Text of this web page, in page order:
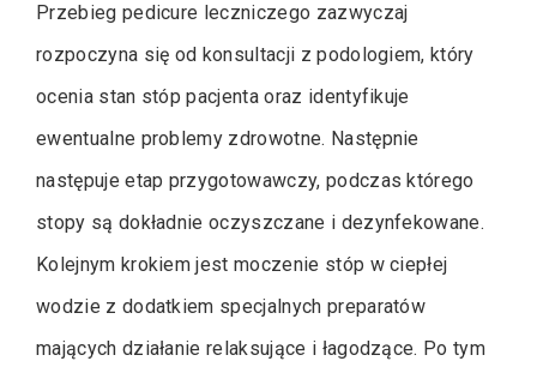
Przebieg pedicure leczniczego zazwyczaj
rozpoczyna się od konsultacji z podologiem, który
ocenia stan stóp pacjenta oraz identyfikuje
ewentualne problemy zdrowotne. Następnie
następuje etap przygotowawczy, podczas którego
stopy są dokładnie oczyszczane i dezynfekowane.
Kolejnym krokiem jest moczenie stóp w ciepłej
wodzie z dodatkiem specjalnych preparatów
mających działanie relaksujące i łagodzące. Po tym